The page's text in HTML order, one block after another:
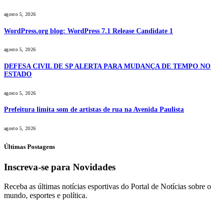
agosto 5, 2026
WordPress.org blog: WordPress 7.1 Release Candidate 1
agosto 5, 2026
DEFESA CIVIL DE SP ALERTA PARA MUDANÇA DE TEMPO NO
ESTADO
agosto 5, 2026
Prefeitura limita som de artistas de rua na Avenida Paulista
agosto 5, 2026
Últimas Postagens
Inscreva-se para Novidades
Receba as últimas notícias esportivas do Portal de Notícias sobre o
mundo, esportes e política.